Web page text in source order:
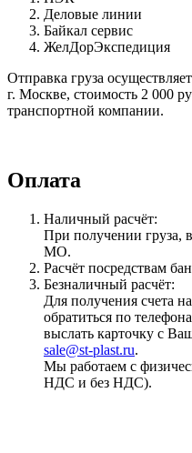
Деловые линии
Байкал сервис
ЖелДорЭкспедиция
Отправка груза
г. Москве, стоимость 2 000
транспортной компании.
Оплата
Наличный расчёт:
При получении груза,
МО.
Расчёт посредствам
Безналичный расчёт:
Для получения счета
обратиться по
выслать карточку с
sale@st-plast.ru.
Мы работаем с
НДС и без НДС).